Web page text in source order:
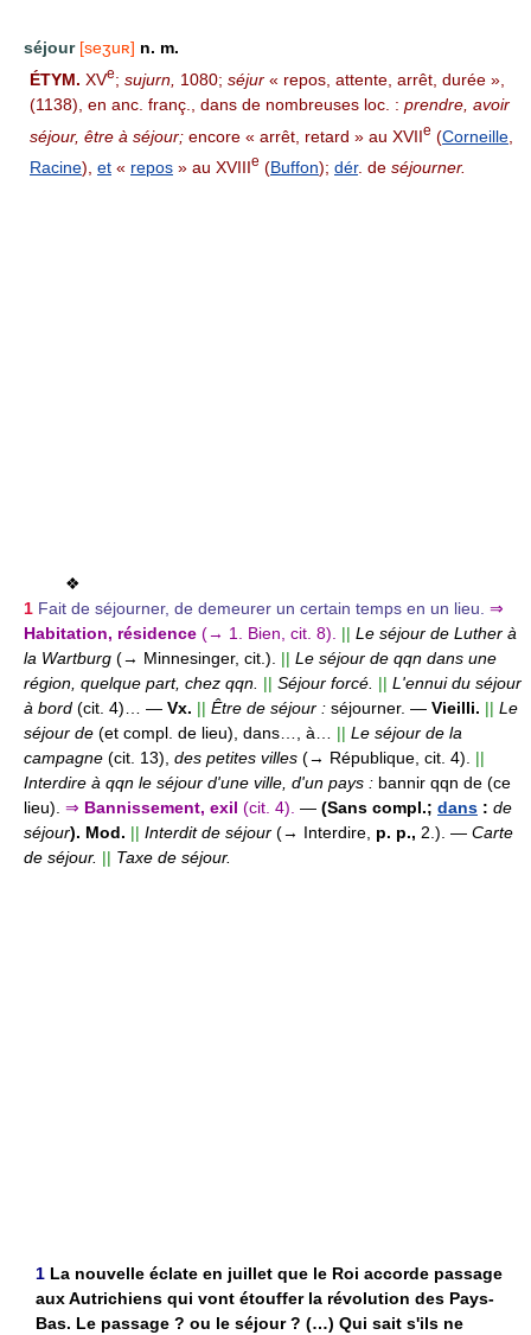
séjour [seʒuʀ] n. m.
ÉTYM. XVe; sujurn, 1080; séjur « repos, attente, arrêt, durée »,
(1138), en anc. franç., dans de nombreuses loc. : prendre, avoir
séjour, être à séjour; encore « arrêt, retard » au XVIIe (Corneille
Racine), et « repos » au XVIIIe (Buffon); dér. de séjourner.
❖
1 Fait de séjourner, de demeurer un certain temps en un lieu. ⇒
Habitation, résidence (→ 1. Bien, cit. 8). || Le séjour de Luther à
la Wartburg (→ Minnesinger, cit.). || Le séjour de qqn dans une
région, quelque part, chez qqn. || Séjour forcé. || L'ennui du séjour
à bord (cit. 4)… — Vx. || Être de séjour : séjourner. — Vieilli. || Le
séjour de (et compl. de lieu), dans…, à… || Le séjour de la
campagne (cit. 13), des petites villes (→ République, cit. 4). ||
Interdire à qqn le séjour d'une ville, d'un pays : bannir qqn de (ce
lieu). ⇒ Bannissement, exil (cit. 4). — (Sans compl.; dans : de
séjour). Mod. || Interdit de séjour (→ Interdire, p. p., 2.). — Carte
de séjour. || Taxe de séjour.
1 La nouvelle éclate en juillet que le Roi accorde passage
aux Autrichiens qui vont étouffer la révolution des Pays-
Bas. Le passage ? ou le séjour ? (…) Qui sait s'ils ne